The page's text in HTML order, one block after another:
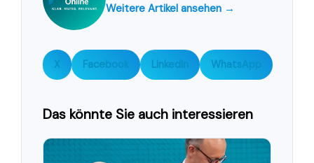
Weitere Artikel ansehen →
X Facebook LinkedIn WhatsApp
Das könnte Sie auch interessieren